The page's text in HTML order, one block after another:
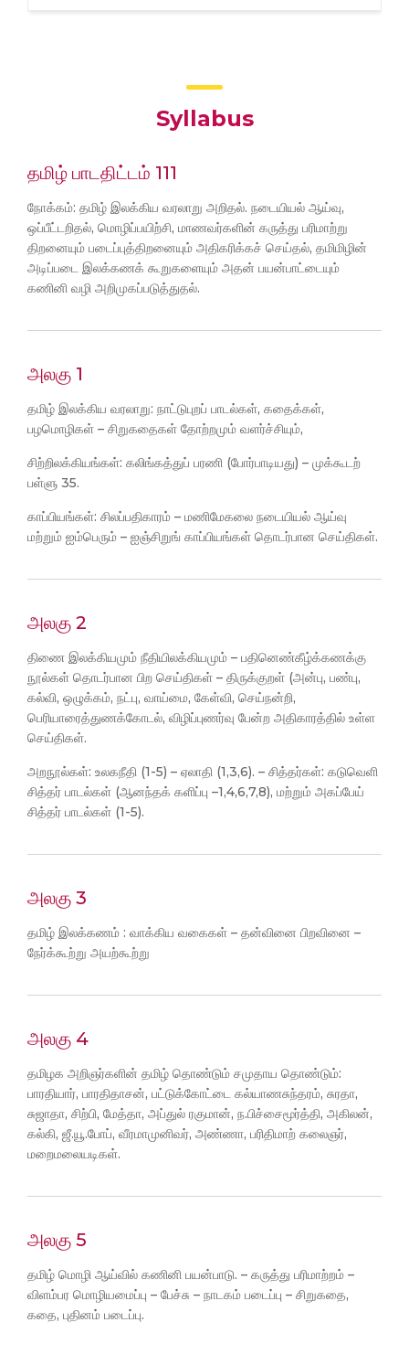
Syllabus
தமிழ் பாடதிட்டம் 111
நோக்கம்: தமிழ் இலக்கிய வரலாறு அறிதல். நடையியல் ஆய்வு,
ஒப்பீட்டறிதல், மொழிப்பயிற்சி, மாணவர்களின் கருத்து பரிமாற்று
திறனையும் படைப்புத்திறனையும் அதிகரிக்கச் செய்தல், தமிமிழின்
அடிப்படை இலக்கணக் கூறுகளையும் அதன் பயன்பாட்டையும்
கணினி வழி அறிமுகப்படுத்துதல்.
அலகு 1
தமிழ் இலக்கிய வரலாறு: நாட்டுபுறப் பாடல்கள், கதைக்கள்,
பழமொழிகள் – சிறுகதைகள் தோற்றமும் வளர்ச்சியும்,
சிற்றிலக்கியங்கள்: கலிங்கத்துப் பரணி (போர்பாடியது) – முக்கூடற்
பள்ளு 35.
காப்பியங்கள்: சிலப்பதிகாரம் – மணிமேகலை நடையியல் ஆய்வு
மற்றும் ஐம்பெரும் – ஐஞ்சிறுங் காப்பியங்கள் தொடர்பான செய்திகள்.
அலகு 2
திணை இலக்கியமும் நீதியிலக்கியமும் – பதினெண்கீழ்க்கணக்கு
நூல்கள் தொடர்பான பிற செய்திகள் – திருக்குறள் (அன்பு, பண்பு,
கல்வி, ஒழுக்கம், நட்பு, வாய்மை, கேள்வி, செய்நன்றி,
பெரியாரைத்துணக்கோடல், விழிப்புணர்வு பேன்ற அதிகாரத்தில் உள்ள
செய்திகள்.
அறநூல்கள்: உலகநீதி (1-5) – ஏலாதி (1,3,6). – சித்தர்கள்: கடுவெளி
சித்தர் பாடல்கள் (ஆனந்தக் களிப்பு –1,4,6,7,8), மற்றும் அகப்பேய்
சித்தர் பாடல்கள் (1-5).
அலகு 3
தமிழ் இலக்கணம் : வாக்கிய வகைகள் – தன்வினை பிறவினை –
நேர்க்கூற்று அயற்கூற்று
அலகு 4
தமிழக அறிஞர்களின் தமிழ் தொண்டும் சமுதாய தொண்டும்:
பாரதியார், பாரதிதாசன், பட்டுக்கோட்டை கல்யாணசுந்தரம், சுரதா,
சுஜாதா, சிற்பி, மேத்தா, அப்துல் ரகுமான், ந.பிச்சைமூர்த்தி, அகிலன்,
கல்கி, ஜீ.யூ.போப், வீரமாமுனிவர், அண்ணா, பரிதிமாற் கலைஞர்,
மறைமலையடிகள்.
அலகு 5
தமிழ் மொழி ஆய்வில் கணினி பயன்பாடு. – கருத்து பரிமாற்றம் –
விளம்பர மொழியமைப்பு – பேச்சு – நாடகம் படைப்பு – சிறுகதை,
கதை, புதினம் படைப்பு.